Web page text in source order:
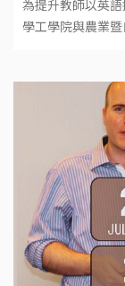
AND
可能性
為提升教師以英
學工學院與農業